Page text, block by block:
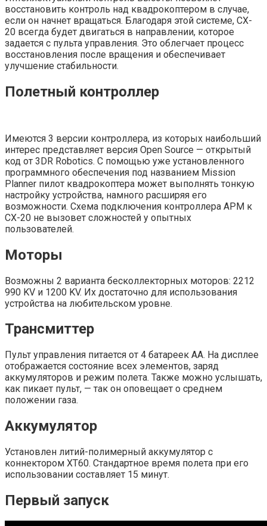
восстановить контроль над квадрокоптером в случае,
если он начнет вращаться. Благодаря этой системе, CX-
20 всегда будет двигаться в направлении, которое
задается с пульта управления. Это облегчает процесс
восстановления после вращения и обеспечивает
улучшение стабильности.
Полетный контроллер
Имеются 3 версии контроллера, из которых наибольший
интерес представляет версия Open Source — открытый
код от 3DR Robotics. С помощью уже установленного
программного обеспечения под названием Mission
Planner пилот квадрокоптера может выполнять тонкую
настройку устройства, намного расширяя его
возможности. Схема подключения контроллера APM к
CX-20 не вызовет сложностей у опытных
пользователей.
Моторы
Возможны 2 варианта бесколлекторных моторов: 2212
990 KV и 1200 KV. Их достаточно для использования
устройства на любительском уровне.
Трансмиттер
Пульт управления питается от 4 батареек АА. На дисплее
отображается состояние всех элементов, заряд
аккумуляторов и режим полета. Также можно услышать,
как пикает пульт, — так он оповещает о среднем
положении газа.
Аккумулятор
Установлен литий-полимерный аккумулятор с
коннектором XT60. Стандартное время полета при его
использовании составляет 15 минут.
Первый запуск